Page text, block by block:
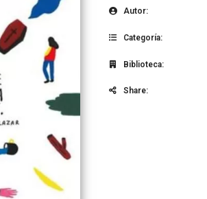
Autor:
Categoría:
Biblioteca:
Share: